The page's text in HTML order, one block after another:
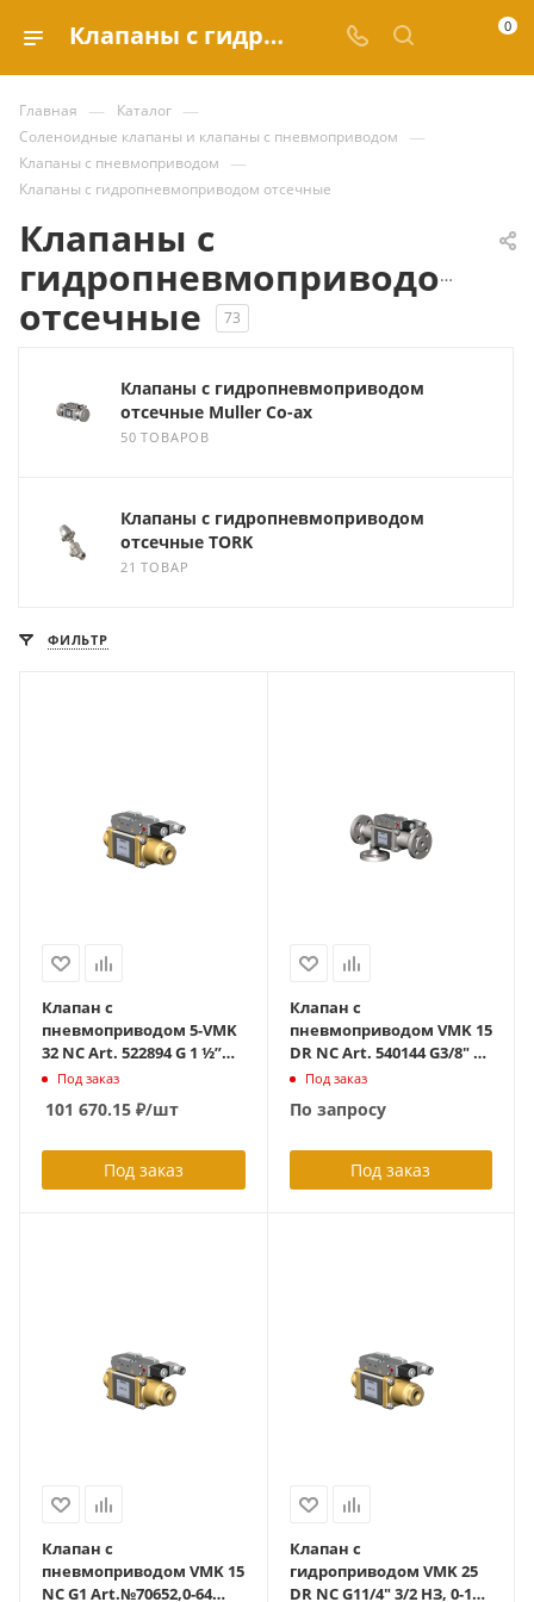
Клапаны с гидропневмоприводом отсечные купить по выгодным ценам в каталоге Valve.ru 0
Главная — Каталог —
Соленоидные клапаны и клапаны с пневмоприводом —
Клапаны с пневмоприводом —
Клапаны с гидропневмоприводом отсечные
Клапаны с
гидропневмоприводом
отсечные
73
Клапаны с гидропневмоприводом
отсечные Muller Co-ax
50 ТОВАРОВ
Клапаны с гидропневмоприводом
отсечные TORK
21 ТОВАР
ФИЛЬТР
Клапан с
пневмоприводом 5-VMK
32 NC Art. 522894 G 1 ½”
24VDC упр.клапана, 0 – 16
бар 'Эмульсия, латунь,
LED, спец.уплотнения,
комплект,НЗ, в
комплекте с
Под заказ
101 670.15 ₽/шт
Под заказ
Клапан с
пневмоприводом VMK 15
DR NC Art. 540144 G3/8" 0-
100 bar, дизельное
nominal pneumatic
without electric
connection ID 665 998
Под заказ
По запросу
Под заказ
Клапан с
пневмоприводом VMK 15
NC G1 Art.№70652,0-64
Клапан с
гидроприводом VMK 25
DR NC G11/4" 3/2 НЗ, 0-100